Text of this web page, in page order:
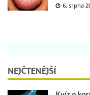
6. srpna
NEJČTENĚJŠÍ